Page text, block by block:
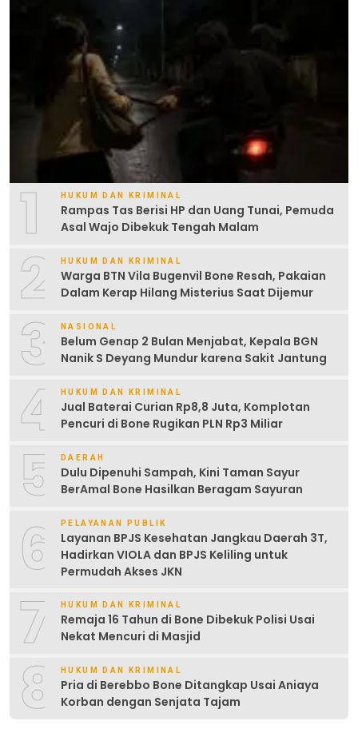
1 HUKUM DAN KRIMINAL
Rampas Tas Berisi HP dan Uang Tunai, Pemuda
Asal Wajo Dibekuk Tengah Malam
2 HUKUM DAN KRIMINAL
Warga BTN Vila Bugenvil Bone Resah, Pakaian
Dalam Kerap Hilang Misterius Saat Dijemur
3 NASIONAL
Belum Genap 2 Bulan Menjabat, Kepala BGN
Nanik S Deyang Mundur karena Sakit Jantung
4 HUKUM DAN KRIMINAL
Jual Baterai Curian Rp8,8 Juta, Komplotan
Pencuri di Bone Rugikan PLN Rp3 Miliar
5 DAERAH
Dulu Dipenuhi Sampah, Kini Taman Sayur
BerAmal Bone Hasilkan Beragam Sayuran
6 PELAYANAN PUBLIK
Layanan BPJS Kesehatan Jangkau Daerah 3T,
Hadirkan VIOLA dan BPJS Keliling untuk
Permudah Akses JKN
7 HUKUM DAN KRIMINAL
Remaja 16 Tahun di Bone Dibekuk Polisi Usai
Nekat Mencuri di Masjid
8 HUKUM DAN KRIMINAL
Pria di Berebbo Bone Ditangkap Usai Aniaya
Korban dengan Senjata Tajam